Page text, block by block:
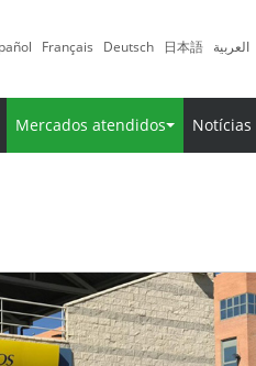
Français Deutsch 日本語 العربية
Mercados atendidos Notícias